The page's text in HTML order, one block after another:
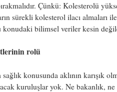
Çünkü: Kolesterolü
sürekli kolesterol ilacı almaları
bilimsel veriler kesin
rolü
konusunda aklının karışık
kuruluşlar yok. Ne bakanlık,